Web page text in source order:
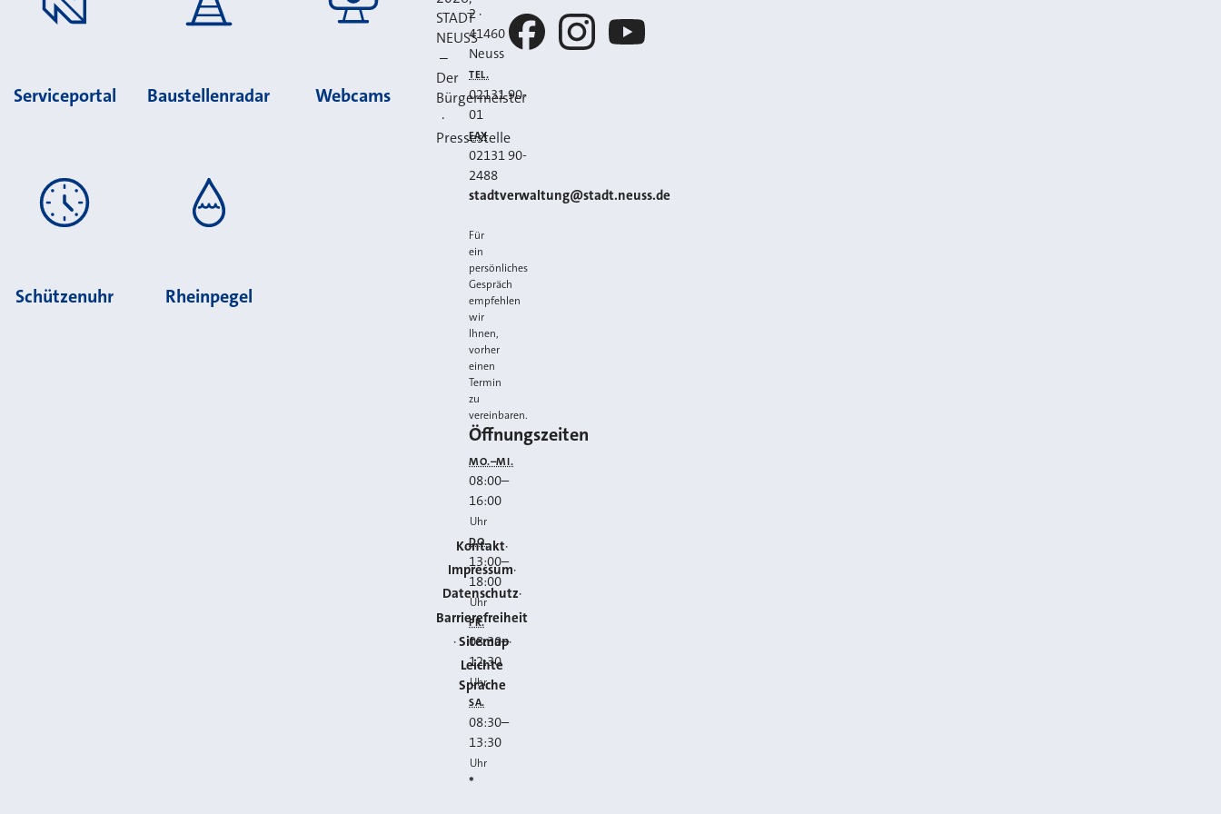
Serviceportal Baustellenradar Webcams
Schützenuhr Rheinpegel
STADT
NEUSS
–
Der
Bürgermeister
·
Pressestelle
Kontakt
Impressum
Datenschutz
Barrierefreiheit
Sitemap
Leichte
Sprache
2 ·
41460
Neuss
TEL.
02131 90-
01
FAX
02131 90-
2488
E-MAIL
stadtverwaltung@stadt.neuss.de
Für
ein
persönliches
Gespräch
empfehlen
wir
Ihnen,
vorher
einen
Termin
zu
vereinbaren.
Öffnungszeiten
MO.–MI.
08:00–
16:00
Uhr
DO.
13:00–
18:00
Uhr
FR.
08:30–
12:30
Uhr
SA.
08:30–
13:30
Uhr
*